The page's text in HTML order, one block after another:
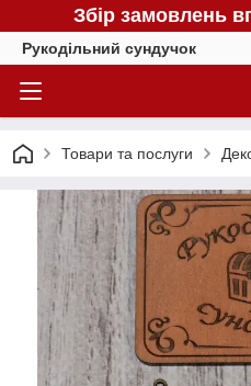
Збір замовлень
Рукодільний сундучок
Товари та послуги